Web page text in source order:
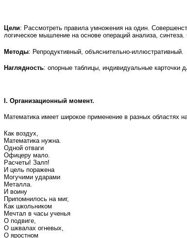
Цели: Рассмотреть правила умножения на один.
логическое мышление на основе операций анализа,
Методы: Репродуктивный, объяснительно-иллюстративный.
Наглядность: опорные таблицы, индивидуальные карточки
I. Организационный момент.
Математика имеет широкое применение в разных областях
Как воздух,
Математика нужна.
Одной отваги
Офицеру мало.
Расчеты! Залп!
И цель поражена
Могучими ударами
Металла.
И воину
Припомнилось на миг,
Как школьником
Мечтал в часы ученья
О подвиге,
О шквалах огневых,
О яростном